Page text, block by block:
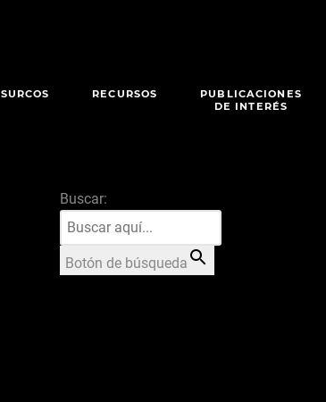
SURCOS RECURSOS
PUBLICACIONES
DE INTERÉS
Buscar:
Botón de búsqueda